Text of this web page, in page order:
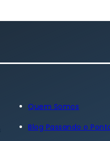
Quem Somos
Blog Passando o